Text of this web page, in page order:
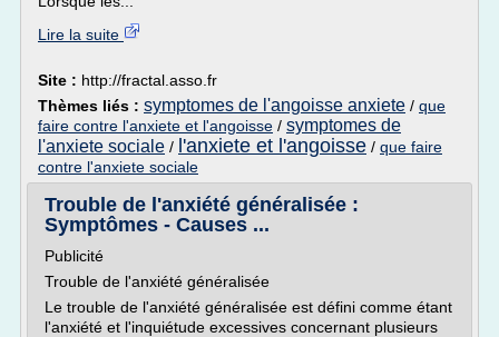
Lire la suite
Site : http://fractal.asso.fr
Thèmes liés : symptomes de l'angoisse anxiete / que
faire contre l'anxiete et l'angoisse / symptomes de
l'anxiete sociale / l'anxiete et l'angoisse / que faire
contre l'anxiete sociale
Trouble de l'anxiété généralisée :
Symptômes - Causes ...
Publicité
Trouble de l'anxiété généralisée
Le trouble de l'anxiété généralisée est défini comme étant
l'anxiété et l'inquiétude excessives concernant plusieurs